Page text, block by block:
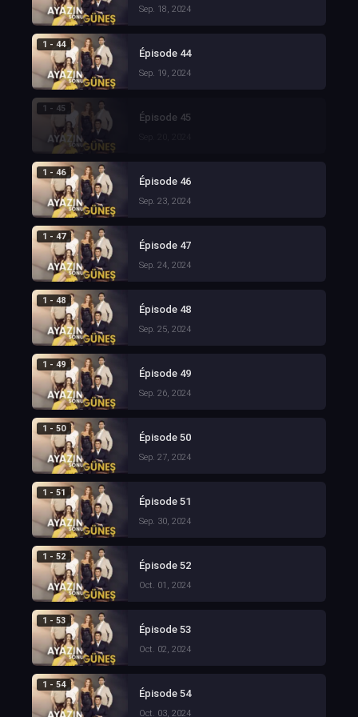
Sep. 18, 2024
1 - 44
Épisode 44
Sep. 19, 2024
1 - 45
Épisode 45
1 - 46
Épisode 46
Sep. 23, 2024
1 - 47
Épisode 47
Sep. 24, 2024
1 - 48
Épisode 48
Sep. 25, 2024
1 - 49
Épisode 49
Sep. 26, 2024
1 - 50
Épisode 50
Sep. 27, 2024
1 - 51
Épisode 51
Sep. 30, 2024
1 - 52
Épisode 52
Oct. 01, 2024
1 - 53
Épisode 53
Oct. 02, 2024
1 - 54
Épisode 54
Oct. 03, 2024